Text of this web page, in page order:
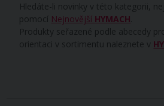
Hledáte-li novinky v této kategorii,
pomocí Nejnovější HYMACH
Produkty seřazené podle abecedy
orientaci v sortimentu naleznete v